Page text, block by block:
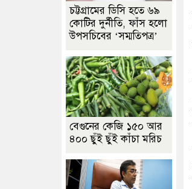
চট্টগ্রামের ডিসি হতে ৬৯
কোটির দুর্নীতি, ফাঁস হলো
উপসচিবের ‘সম্মতিপত্র’
বেগুনের কেজি ১৫০ আর
৪০০ ছুঁই ছুঁই কাঁচা মরিচ